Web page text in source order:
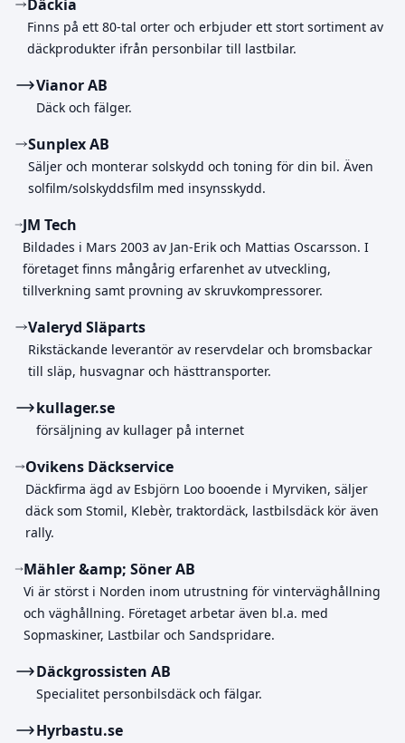
Däckia
Finns på ett 80-tal orter och erbjuder ett stort sortiment av
däckprodukter ifrån personbilar till lastbilar.
Vianor AB
Däck och fälger.
Sunplex AB
Säljer och monterar solskydd och toning för din bil. Även
solfilm/solskyddsfilm med insynsskydd.
JM Tech
Bildades i Mars 2003 av Jan-Erik och Mattias Oscarsson. I
företaget finns mångårig erfarenhet av utveckling,
tillverkning samt provning av skruvkompressorer.
Valeryd Släparts
Rikstäckande leverantör av reservdelar och bromsbackar
till släp, husvagnar och hästtransporter.
kullager.se
försäljning av kullager på internet
Ovikens Däckservice
Däckfirma ägd av Esbjörn Loo booende i Myrviken, säljer
däck som Stomil, Klebèr, traktordäck, lastbilsdäck kör även
rally.
Mähler &amp; Söner AB
Vi är störst i Norden inom utrustning för vinterväghållning
och väghållning. Företaget arbetar även bl.a. med
Sopmaskiner, Lastbilar och Sandspridare.
Däckgrossisten AB
Specialitet personbilsdäck och fälgar.
Hyrbastu.se